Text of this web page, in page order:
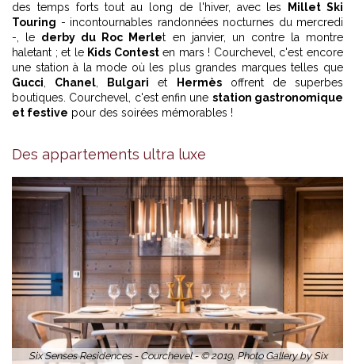
des temps forts tout au long de l'hiver, avec les
Millet Ski
Touring - incontournables randonnées nocturnes du mercredi
-, le derby du Roc Merlet en janvier, un contre la montre
haletant ; et le Kids Contesten mars ! Courchevel, c'est encore
une station à la mode où les plus grandes marques telles que
Gucci, Chanel, Bulgari et Hermèsoffrent de superbes
boutiques. Courchevel, c'est enfin une station gastronomique
et festive pour des soirées mémorables !
Des appartements ultra luxe
Six Senses Residences - Courchevel - © 2019, Photo Gallery by Six